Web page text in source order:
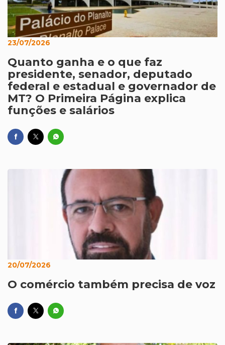
23/07/2026
Quanto ganha e o que faz
presidente, senador, deputado
federal e estadual e governador de
MT? O Primeira Página explica
funções e salários
20/07/2026
O comércio também precisa de voz